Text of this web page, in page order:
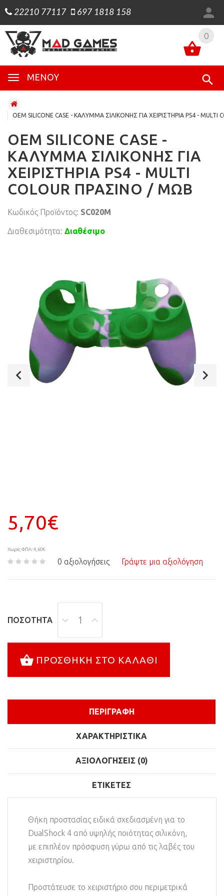
22210 77117 697 1818 158
0
ΜΕΝΟΎ
0
OEM SILICONE CASE - ΚΑΛΥΜΜΑ ΣΙΛΙΚΟΝΗΣ ΓΙΑ ΧΕΙΡΙΣΤΗΡΙΑ PS4 -
OEM SILICONE CASE -
ΚΑΛΥΜΜΑ ΣΙΛΙΚΟΝΗΣ ΓΙΑ
ΧΕΙΡΙΣΤΗΡΙΑ PS4 - MULTI
COLOUR ΠΡΑΣΙΝΟ / ΜΩΒ
Κωδικός Προϊόντος: SC020M
Διαθεσιμότητα: Διαθέσιμο
5,70€
Χωρίς ΦΠΑ: 4,60€
0 αξιολογήσεις Γράψτε μια αξιολόγηση
ΠΟΣΌΤΗΤΑ
ΠΡΟΣΘΉΚΗ ΣΤΟ ΚΑΛΆΘΙ
ΠΕΡΙΓΡΑΦΉ
ΧΑΡΑΚΤΗΡΙΣΤΙΚΆ
ΑΞΙΟΛΟΓΉΣΕΙΣ (0)
ΕΤΙΚΈΤΕΣ
Θήκη προστασίας ειδικά σχεδιασμένη για το
DualShock 4 από υψηλής ποιότητας σιλικόνη,
με επιπλέον πρόσφυση γύρω από τις λαβές του
χειριστηρίου.
Προστάτευσε το χειριστήριο σου περιμετρικά